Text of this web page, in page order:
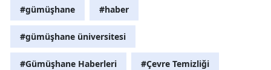
#gümüşhane #haber
#gümüşhane üniversitesi
#Gümüşhane Haberleri #Çevre Temizliği